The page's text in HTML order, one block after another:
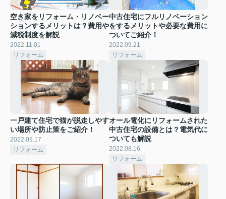
空き家をリフォーム・リノベー
ションするメリットは？費用や
減税制度を解説
2022.11.01
リフォーム
中古住宅にフルリノベーション
をするメリットや必要な費用に
ついてご紹介！
2022.09.21
リフォーム
一戸建て住宅で猫が脱走しやす
い場所や防止策をご紹介！
2022.09.17
リフォーム
オール電化にリフォームされた
中古住宅の設備とは？電気代に
ついても解説
2022.08.16
リフォーム